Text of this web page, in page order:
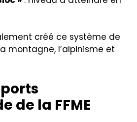
créé ce système de
montagne, l’alpinisme et
de la FFME